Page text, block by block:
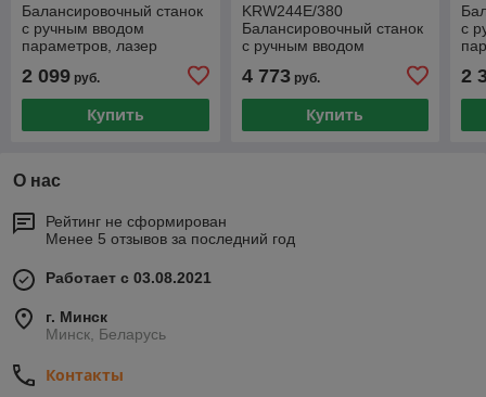
Балансировочный станок
с ручным вводом
параметров, лазер
2 099 руб.
Купить
KRW244E/380
Балансировочный станок
с ручным вводом
параметров KraftWell арт.
VERTA/380
4 773руб.
Купить
с
2
О нас
Рейтинг не сформирован
Менее 5 отзывов за последний год
Работает с 03.08.2021
г. Минск
Минск, Беларусь
Контакты